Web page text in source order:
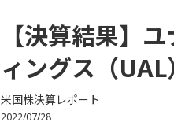
【決算結果】
ィングス（
米国株決算レポート
2022/07/28